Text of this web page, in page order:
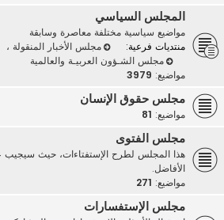
المجلس السياسي
مواضيع سياسية مختلفة معاصرة وسابقة
منتديات فرعية:
مجلس الأخبار المنقولة ،
مجلس الشـؤون العربيـة والعالمية
مواضيع: 3979
مجلس حقوق الإنسان
مواضيع: 81
مجلس الفتوى
هذا المجلس لطرح الإستفتاءات، حيث سيجيب
الأفاضل.
مواضيع: 271
مجلس الإستفسارات